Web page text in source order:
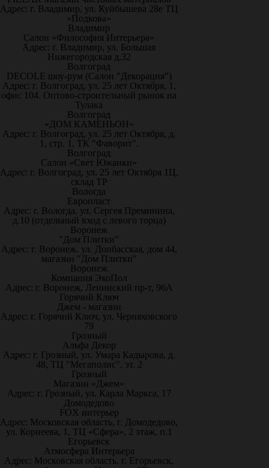
Адрес: г. Владимир, ул. Куйбышева 28е ТЦ
«Подкова»
Владимир
Салон «Философия Интерьера»
Адрес: г. Владимир, ул. Большая
Нижегородская д.32
Волгоград
DECOLE шоу-рум (Салон "Декорация")
Адрес: г. Волгоград, ул. 25 лет Октября, 1,
офис 104. Оптово-строительный рынок на
Тулака
Волгоград
«ДОМ КАМЕНЬОН»
Адрес: г. Волгоград, ул. 25 лет Октября, д.
1, стр. 1, ТК "Фаворит".
Волгоград
Салон «Свет Южанки»
Адрес: г. Волгоград, ул. 25 лет Октября 1Ц,
склад ТР
Вологда
Европласт
Адрес: г. Вологда, ул. Сергея Преминина,
д.10 (отдельный вход с левого торца)
Воронеж
"Дом Плитки"
Адрес: г. Воронеж. ул. Донбасская, дом 44,
магазин "Дом Плитки"
Воронеж
Компания ЭкоПол
Адрес: г. Воронеж, Ленинский пр-т, 96А
Горячий Ключ
Джем - магазин
Адрес: г. Горячий Ключ, ул. Черняховского
79
Грозный
Альфа Декор
Адрес: г. Грозный, ул. Умара Кадырова, д.
48, ТЦ "Мегаполис", эт. 2
Грозный
Магазин «Джем»
Адрес: г. Грозный, ул. Карла Маркса, 17
Домодедово
FOX интерьер
Адрес: Московская область, г. Домодедово,
ул. Корнеева, 1, ТЦ «Сфера», 2 этаж, п.1
Егорьевск
Атмосфера Интерьера
Адрес: Московская область, г. Егорьевск,